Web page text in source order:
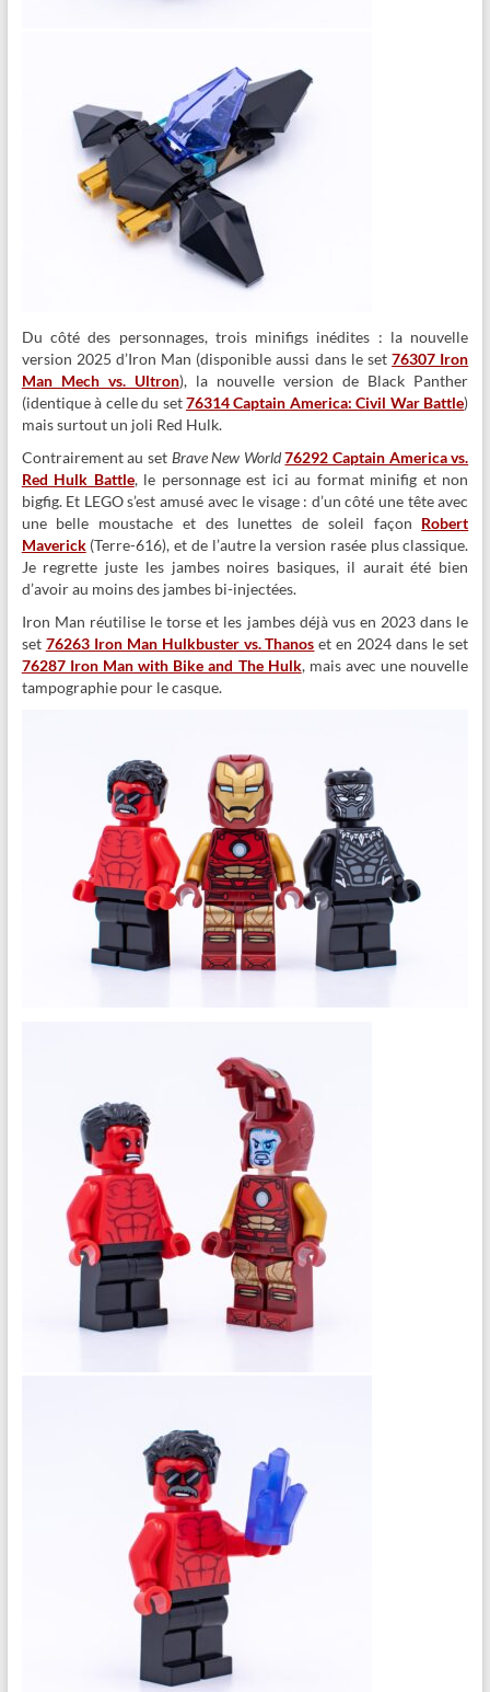
Du côté des personnages, trois minifigs inédites : la nouvelle
version 2025 d’Iron Man (disponible aussi dans le set76307 Iron
Man Mech vs. Ultron), la nouvelle version de Black Panther
(identique à celle du set76314 Captain America: Civil War Battle)
mais surtout un joli Red Hulk.
Contrairement au set Brave New World 76292 Captain America vs.
Red Hulk Battle, le personnage est ici au format minifig et non
bigfig. Et LEGO s’est amusé avec le visage : d’un côté une tête avec
une belle moustache et des lunettes de soleil façon Robert
Maverick(Terre-616), et de l’autre la version rasée plus classique.
Je regrette juste les jambes noires basiques, il aurait été bien
d’avoir au moins des jambes bi-injectées.
Iron Man réutilise le torse et les jambes déjà vus en 2023 dans le
set 76263 Iron Man Hulkbuster vs. Thanos et en 2024 dans le set
76287 Iron Man with Bike and The Hulk, mais avec une nouvelle
tampographie pour le casque.